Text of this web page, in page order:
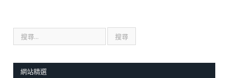
網站精選